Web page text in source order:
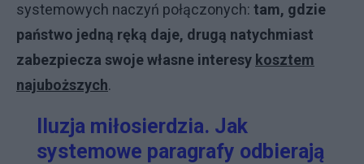
systemowych naczyń połączonych: tam, gdzie
państwo jedną ręką daje, drugą natychmiast
zabezpiecza swoje własne interesy kosztem
najuboższych.
Iluzja miłosierdzia. Jak
systemowe paragrafy odbierają